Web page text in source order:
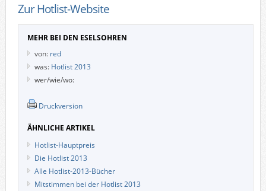
Zur Hotlist-Website
MEHR BEI DEN ESELSOHREN
von: red
was: Hotlist 2013
wer/wie/wo:
Druckversion
ÄHNLICHE ARTIKEL
Hotlist-Hauptpreis
Die Hotlist 2013
Alle Hotlist-2013-Bücher
Mitstimmen bei der Hotlist 2013